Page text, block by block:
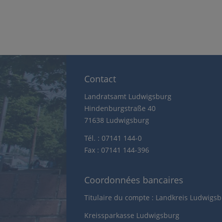
Contact
Landratsamt Ludwigsburg
Hindenburgstraße 40
71638 Ludwigsburg
Tél. : 07141 144-0
Fax : 07141 144-396
Coordonnées bancaires
Titulaire du compte : Landkreis
Kreissparkasse Ludwigsburg